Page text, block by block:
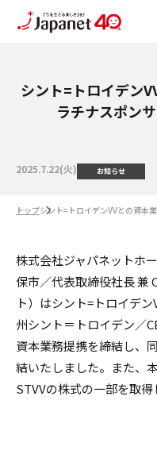
シント=トロイデン
ラチナスポン
2025.7.22(火) お知らせ
トップシント=トロイデンVVとの資本
株式会社ジャパネットホ
保市／代表取締役社長 兼
ト）はシント=トロイデ
州シント＝トロイデン／
資本業務提携を締結し、
結いたしました。また、
STVVの株式の一部を取得